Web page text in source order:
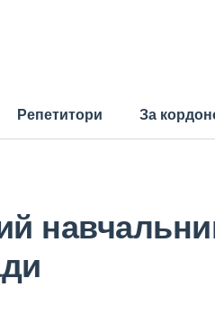
Репетитори За